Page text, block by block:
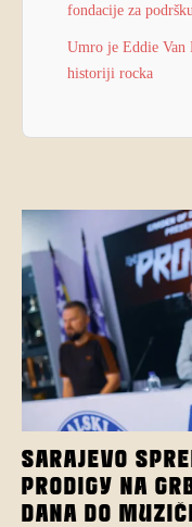
fondacije za
Umro je Eddie Van
historiji rocka
SARAJEVO
PRODIGY NA
DANA DO